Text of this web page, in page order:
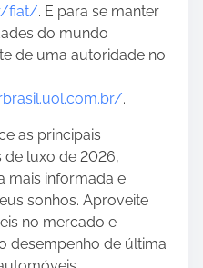
fiat/. E para se manter
do mundo
de uma autoridade no
.
as principais
de luxo de 2026,
mais informada e
sonhos. Aproveite
no mercado e
desempenho de última